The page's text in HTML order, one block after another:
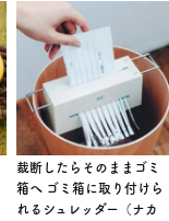
裁断したらそのままゴミ
箱へ ゴミ箱に取り付けら
れるシュレッダー（ナカ